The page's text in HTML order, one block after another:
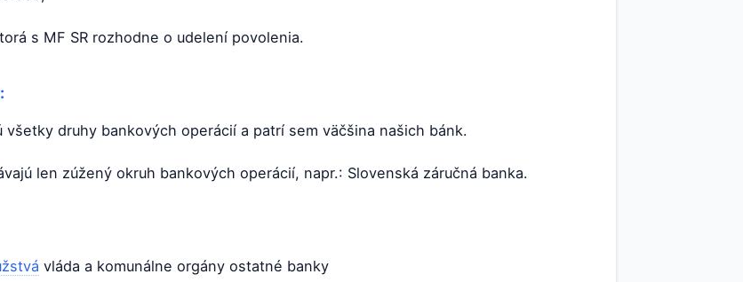
s MF SR rozhodne o udelení povolenia.
druhy bankových operácií a patrí sem väčšina našich bánk.
len zúžený okruh bankových operácií, napr.: Slovenská záručná banka.
vláda a komunálne orgány ostatné banky